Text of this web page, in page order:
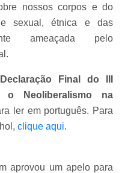
nossos corpos e do
sexual, étnica e das
ameaçada pelo
Declaração Final do III
o Neoliberalismo na
ler em português. Para
clique aqui.
aprovou um apelo para